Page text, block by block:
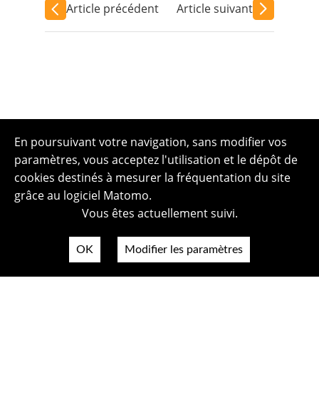
Article précédent Article suivant
En poursuivant votre navigation, sans modifier vos
paramètres, vous acceptez l'utilisation et le dépôt de
cookies destinés à mesurer la fréquentation du site
grâce au logiciel Matomo.
Vous êtes actuellement suivi.
OK Modifier les paramètres